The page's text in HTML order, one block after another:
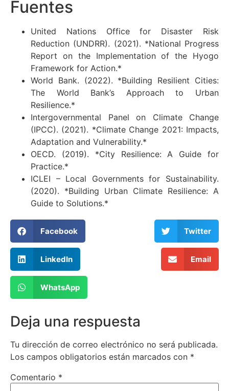
Fuentes
United Nations Office for Disaster Risk
Reduction (UNDRR). (2021). *National Progress
Report on the Implementation of the Hyogo
Framework for Action.*
World Bank. (2022). *Building Resilient Cities:
The World Bank’s Approach to Urban
Resilience.*
Intergovernmental Panel on Climate Change
(IPCC). (2021). *Climate Change 2021: Impacts,
Adaptation and Vulnerability.*
OECD. (2019). *City Resilience: A Guide for
Practice.*
ICLEI – Local Governments for Sustainability.
(2020). *Building Urban Climate Resilience: A
Guide to Solutions.*
Facebook Twitter
LinkedIn Email
WhatsApp
Deja una respuesta
Tu dirección de correo electrónico no será publicada.
Los campos obligatorios están marcados con *
Comentario *